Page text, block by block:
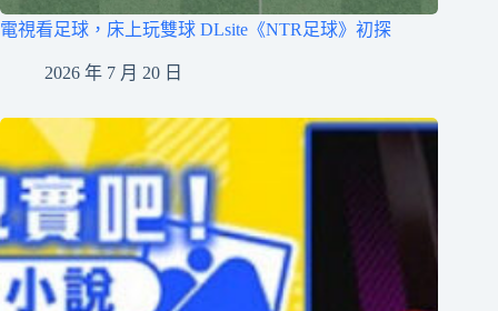
電視看足球，床上玩雙球 DLsite《NTR足球》初探
2026 年 7 月 20 日